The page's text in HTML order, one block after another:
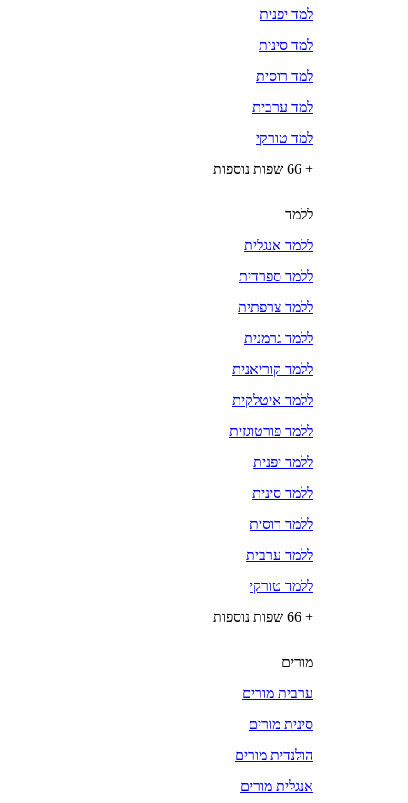
למד יפנית
למד סינית
למד רוסית
למד ערבית
למד טורקי
+ 66 שפות נוספות
ללמד
ללמד אנגלית
ללמד ספרדית
ללמד צרפתית
ללמד גרמנית
ללמד קוריאנית
ללמד איטלקית
ללמד פורטוגזית
ללמד יפנית
ללמד סינית
ללמד רוסית
ללמד ערבית
ללמד טורקי
+ 66 שפות נוספות
מורים
ערבית מורים
סינית מורים
הולנדית מורים
אנגלית מורים